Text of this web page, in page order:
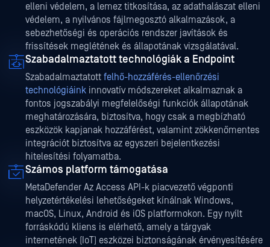
elleni védelem, a lemez titkosítása, az adathalászat elleni
védelem, a nyilvános fájlmegosztó alkalmazások, a
sebezhetőségi és operációs rendszer javítások és
frissítések meglétének és állapotának vizsgálatával.
Szabadalmaztatott technológiák a Endpoint
Szabadalmaztatott felhő-hozzáférés-ellenőrzési
technológiáink innovatív módszereket alkalmaznak a
fontos jogszabályi megfelelőségi funkciók állapotának
meghatározására, biztosítva, hogy csak a megbízható
eszközök kapjanak hozzáférést, valamint zökkenőmentes
integrációt biztosítva az egyszeri bejelentkezési
hitelesítési folyamatba.
Számos platform támogatása
MetaDefender Az Access API-k piacvezető végponti
helyzetértékelési lehetőségeket kínálnak Windows,
macOS, Linux, Android és iOS platformokon. Egy nyílt
forráskódú kliens is elérhető, amely a tárgyak
internetének (IoT) eszközei biztonságának érvényesítésére